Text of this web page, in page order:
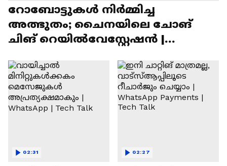
റോബോട്ടുകൾ നിർമ്മിച്ച
അത്ഭുതം; ചൈനയിലെ ചോങ്
ചിങ് റെയിൽവേസ്റ്റേഷൻ |
02:31 02:27